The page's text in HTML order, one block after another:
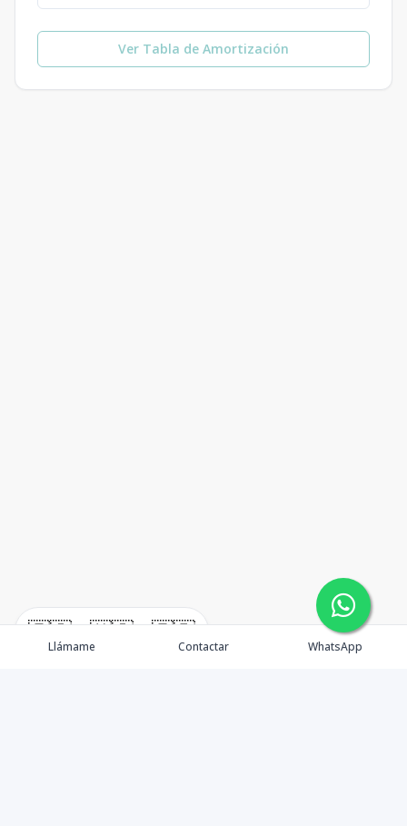
🇪🇸 🇺🇸 🇫🇷
Ver Tabla de Amortización
Llámame Contactar WhatsApp